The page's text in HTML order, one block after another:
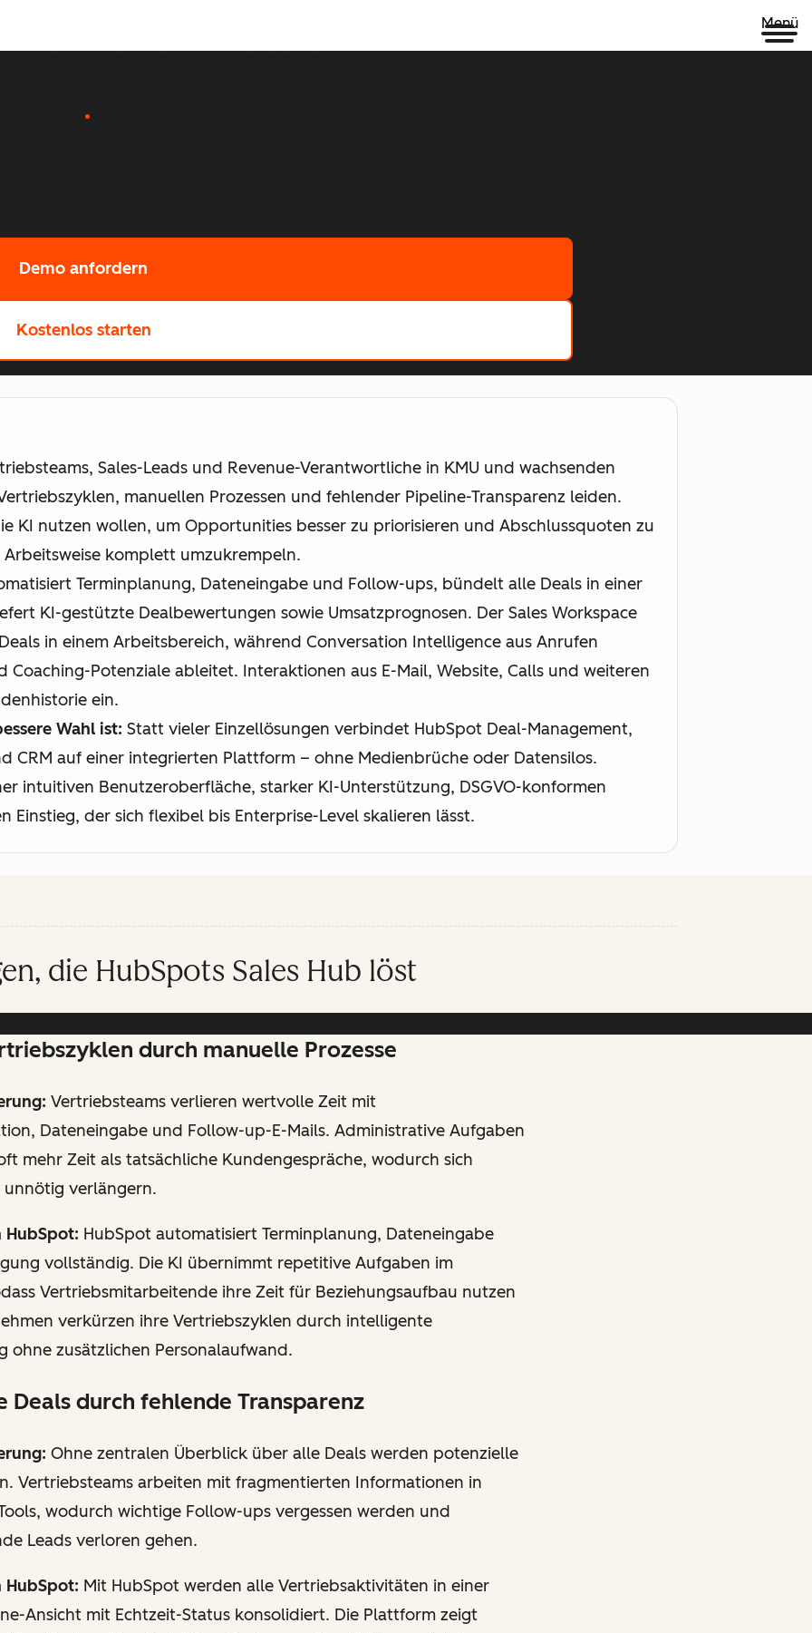
Menü
Demo anfordern
Kostenlos starten
Sales-Leads und Revenue-Verantwortliche in KMU und wachsenden
manuellen Prozessen und fehlender Pipeline-Transparenz leiden.
KI nutzen wollen, um Opportunities besser zu priorisieren und Abschlussquoten zu
komplett umzukrempeln.
Terminplanung, Dateneingabe und Follow-ups, bündelt alle Deals in einer
KI-gestützte Dealbewertungen sowie Umsatzprognosen. Der Sales Workspace
in einem Arbeitsbereich, während Conversation Intelligence aus Anrufen
Coaching-Potenziale ableitet. Interaktionen aus E-Mail, Website, Calls und weiteren
ein.
Wahl ist: Statt vieler Einzellösungen verbindet HubSpot Deal-Management,
CRM auf einer integrierten Plattform – ohne Medienbrüche oder Datensilos.
intuitiven Benutzeroberfläche, starker KI-Unterstützung, DSGVO-konformen
Einstieg, der sich flexibel bis Enterprise-Level skalieren lässt.
die HubSpots Sales Hub löst
durch manuelle Prozesse
Vertriebsteams verlieren wertvolle Zeit mit
Dateneingabe und Follow-up-E-Mails. Administrative Aufgaben
mehr Zeit als tatsächliche Kundengespräche, wodurch sich
verlängern.
HubSpot: HubSpot automatisiert Terminplanung, Dateneingabe
vollständig. Die KI übernimmt repetitive Aufgaben im
Vertriebsmitarbeitende ihre Zeit für Beziehungsaufbau nutzen
verkürzen ihre Vertriebszyklen durch intelligente
ohne zusätzlichen Personalaufwand.
Deals durch fehlende Transparenz
Ohne zentralen Überblick über alle Deals werden potenzielle
Vertriebsteams arbeiten mit fragmentierten Informationen in
wodurch wichtige Follow-ups vergessen werden und
Leads verloren gehen.
HubSpot: Mit HubSpot werden alle Vertriebsaktivitäten in einer
Ansicht mit Echtzeit-Status konsolidiert. Die Plattform zeigt